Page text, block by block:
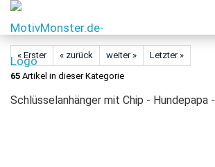
« Erster « zurück weiter »
Letzter »
65 Artikel in dieser Kategorie
Schlüsselanhänger mit Chip - Hundepapa -